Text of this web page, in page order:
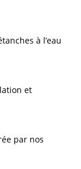
à l’eau
et
par nos